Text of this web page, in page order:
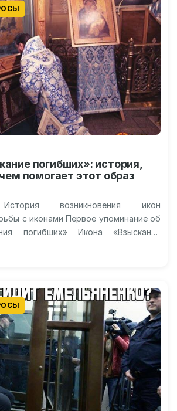
погибших»: история,
помогает этот образ
возникновения икон
с иконами Первое упоминание об
погибших» Икона «Взыскание